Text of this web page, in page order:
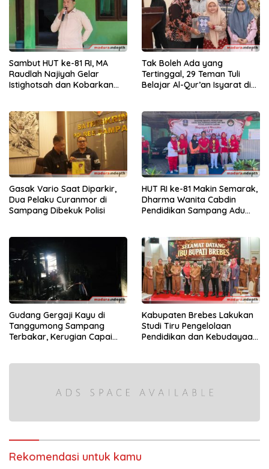
Sambut HUT ke-81 RI, MA
Raudlah Najiyah Gelar
Istighotsah dan Kobarkan
Tak Boleh Ada yang
Tertinggal, 29 Teman Tuli
Belajar Al-Qur’an Isyarat di
Gasak Vario Saat Diparkir,
Dua Pelaku Curanmor di
Sampang Dibekuk Polisi
HUT RI ke-81 Makin Semarak,
Dharma Wanita Cabdin
Pendidikan Sampang Adu
Gudang Gergaji Kayu di
Tanggumong Sampang
Terbakar, Kerugian Capai
Kabupaten Brebes Lakukan
Studi Tiru Pengelolaan
Pendidikan dan Kebudayaan
Rekomendasi untuk kamu